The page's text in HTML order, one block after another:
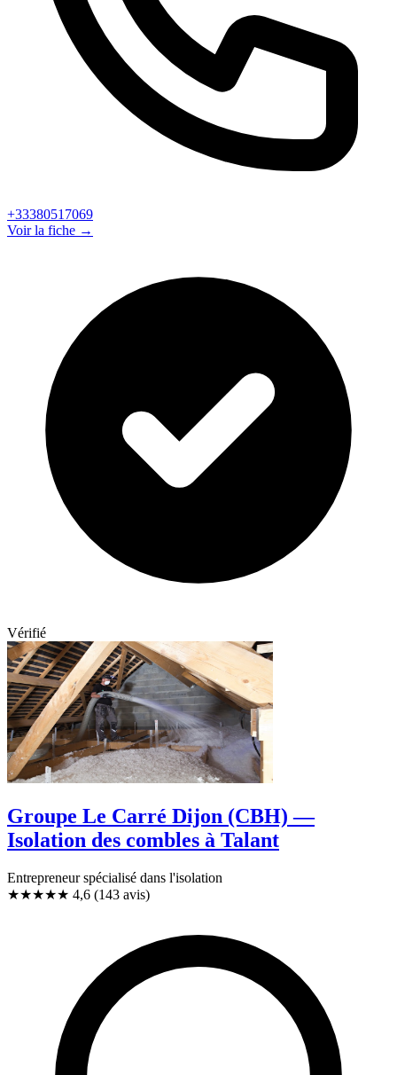
+33380517069
Voir la fiche →
Vérifié
Groupe Le Carré Dijon (CBH) —
Isolation des combles à Talant
Entrepreneur spécialisé dans l'isolation
★★★★★ 4,6 (143 avis)